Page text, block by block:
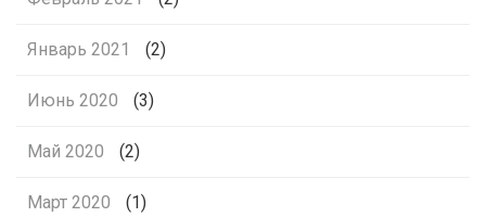
Январь 2021 (2)
Июнь 2020 (3)
Май 2020 (2)
Март 2020 (1)